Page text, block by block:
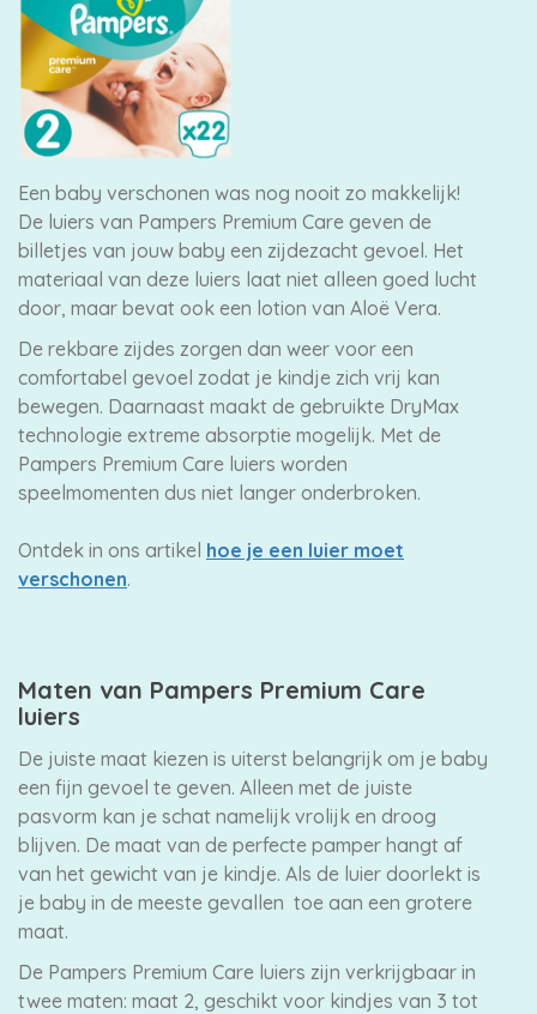
Een baby verschonen was nog nooit zo makkelijk!
De luiers van Pampers Premium Care geven de
billetjes van jouw baby een zijdezacht gevoel. Het
materiaal van deze luiers laat niet alleen goed lucht
door, maar bevat ook een lotion van Aloë Vera.
De rekbare zijdes zorgen dan weer voor een
comfortabel gevoel zodat je kindje zich vrij kan
bewegen. Daarnaast maakt de gebruikte DryMax
technologie extreme absorptie mogelijk. Met de
Pampers Premium Care luiers worden
speelmomenten dus niet langer onderbroken.
Ontdek in ons artikel hoe je een luier moet
verschonen.
Maten van Pampers Premium Care
luiers
De juiste maat kiezen is uiterst belangrijk om je baby
een fijn gevoel te geven. Alleen met de juiste
pasvorm kan je schat namelijk vrolijk en droog
blijven. De maat van de perfecte pamper hangt af
van het gewicht van je kindje. Als de luier doorlekt is
je baby in de meeste gevallen toe aan een grotere
maat.
De Pampers Premium Care luiers zijn verkrijgbaar in
twee maten: maat 2, geschikt voor kindjes van 3 tot